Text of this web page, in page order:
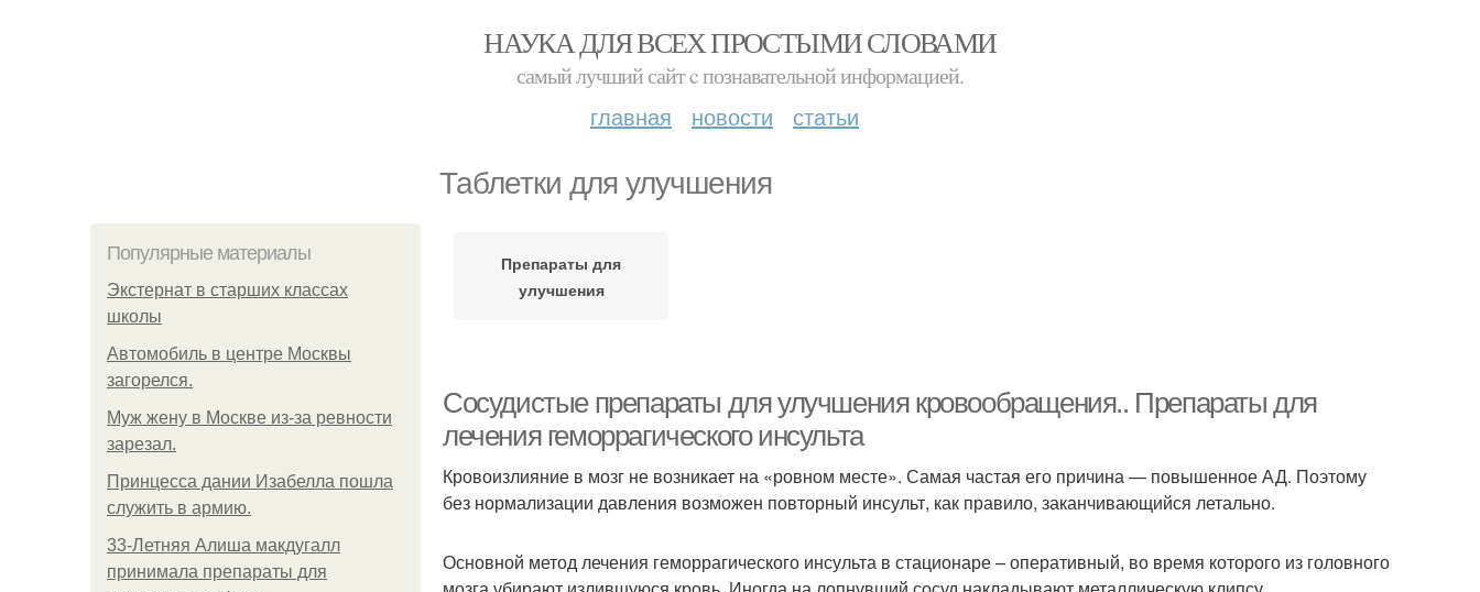
НАУКА ДЛЯ ВСЕХ ПРОСТЫМИ СЛОВАМИ
самый лучший сайт c познавательной информацией.
главная новости статьи
Таблетки для улучшения
Популярные материалы
Экстернат в старших классах
школы
Автомобиль в центре Москвы
загорелся.
Mуж жену в Москве из-за ревности
зарезал.
Принцесса дании Изабелла пошла
служить в армию.
33-Летняя Алиша макдугалл
принимала препараты для
Препараты для
улучшения
Сосудистые препараты для улучшения кровообращения.. Препараты для
лечения геморрагического инсульта
Кровоизлияние в мозг не возникает на «ровном месте». Самая частая его причина — повышенное АД. Поэтому
без нормализации давления возможен повторный инсульт, как правило, заканчивающийся летально.
Основной метод лечения геморрагического инсульта в стационаре – оперативный, во время которого из головного